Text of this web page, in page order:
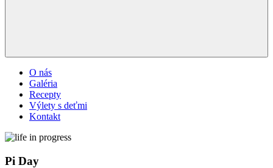
O nás
Galéria
Recepty
Výlety s deťmi
Kontakt
Pi Day